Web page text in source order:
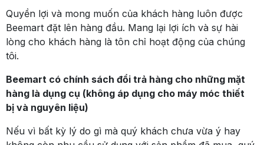
Quyền lợi và mong muốn của khách hàng luôn được
Beemart đặt lên hàng đầu. Mang lại lợi ích và sự hài
lòng cho khách hàng là tôn chỉ hoạt động của chúng
tôi.
Beemart có chính sách đổi trả hàng cho những mặt
hàng là dụng cụ (không áp dụng cho máy móc thiết
bị và nguyên liệu)
Nếu vì bất kỳ lý do gì mà quý khách chưa vừa ý hay